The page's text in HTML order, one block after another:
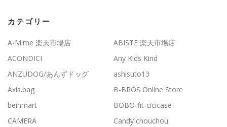
カテゴリー
A-Mime 楽天市場店
ABISTE 楽天市場店
ACONDICI
Any Kids Kind
ANZUDOG/あんずドッグ
ashisuto13
Axis.bag
B-BROS Online Store
beinmart
BOBO-fit-cicicase
CAMERA
Candy chouchou